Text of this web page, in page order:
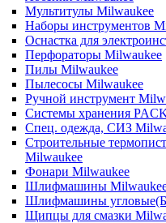
Мультитулы Milwaukee
Наборы инструментов
Оснастка для
Перфораторы Milwaukee
Пилы Milwaukee
Пылесосы Milwaukee
Ручной инструмент
Системы хранения
Спец. одежда, СИЗ
Строительные
Milwaukee
Фонари Milwaukee
Шлифмашины
Шлифмашины
Щипцы для смазки